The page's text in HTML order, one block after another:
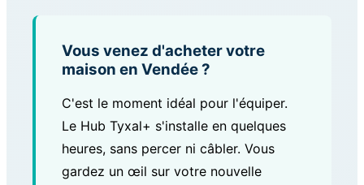
Vous venez d'acheter votre
maison en Vendée ?
C'est le moment idéal pour l'équiper.
Le Hub Tyxal+ s'installe en quelques
heures, sans percer ni câbler. Vous
gardez un œil sur votre nouvelle